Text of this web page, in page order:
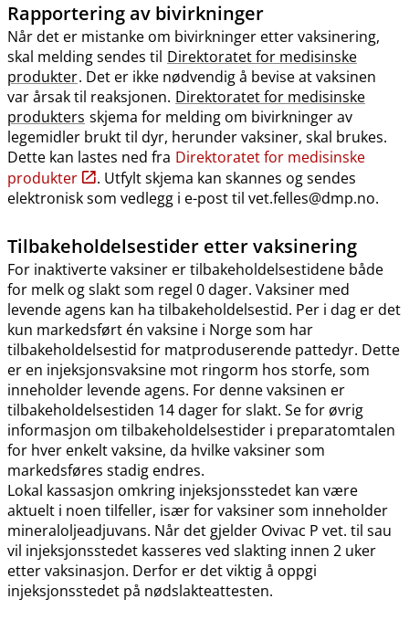
Rapportering av bivirkninger
Når det er mistanke om bivirkninger etter vaksinering,
skal melding sendes til Direktoratet for medisinske
produkter. Det er ikke nødvendig å bevise at vaksinen
var årsak til reaksjonen. Direktoratet for medisinske
produkters skjema for melding om bivirkninger av
legemidler brukt til dyr, herunder vaksiner, skal brukes.
Dette kan lastes ned fra Direktoratet for medisinske
produkter
. Utfylt skjema kan skannes og sendes
elektronisk som vedlegg i e-post til vet.felles@dmp.no.
Tilbakeholdelsestider etter vaksinering
For inaktiverte vaksiner er tilbakeholdelsestidene både
for melk og slakt som regel 0 dager. Vaksiner med
levende agens kan ha tilbakeholdelsestid. Per i dag er det
kun markedsført én vaksine i Norge som har
tilbakeholdelsestid for matproduserende pattedyr. Dette
er en injeksjonsvaksine mot ringorm hos storfe, som
inneholder levende agens. For denne vaksinen er
tilbakeholdelsestiden 14 dager for slakt. Se for øvrig
informasjon om tilbakeholdelsestider i preparatomtalen
for hver enkelt vaksine, da hvilke vaksiner som
markedsføres stadig endres.
Lokal kassasjon omkring injeksjonsstedet kan være
aktuelt i noen tilfeller, især for vaksiner som inneholder
mineraloljeadjuvans. Når det gjelder Ovivac P vet. til sau
vil injeksjonsstedet kasseres ved slakting innen 2 uker
etter vaksinasjon. Derfor er det viktig å oppgi
injeksjonsstedet på nødslakteattesten.